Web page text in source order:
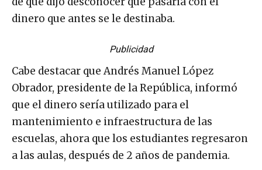
dinero que antes se le destinaba.
Publicidad
Cabe destacar que Andrés Manuel López
Obrador, presidente de la República, informó
que el dinero sería utilizado para el
mantenimiento e infraestructura de las
escuelas, ahora que los estudiantes regresaron
a las aulas, después de 2 años de pandemia.